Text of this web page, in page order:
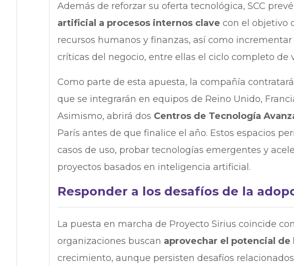
Además de reforzar su oferta tecnológica, SCC prevé
artificial a procesos internos clave con el objetivo
recursos humanos y finanzas, así como
críticas del negocio, entre ellas el ciclo completo de
Como parte de esta apuesta, la compañía
que se integrarán en equipos de Reino Unido,
Asimismo, abrirá dos Centros de Tecnología
París antes de que finalice el año. Estos espacios
casos de uso, probar tecnologías emergentes y
proyectos basados en inteligencia artificial.
Responder a los desafíos de la
La puesta en marcha de Proyecto Sirius coincide
organizaciones buscan aprovechar el potencial de
crecimiento, aunque persisten desafíos